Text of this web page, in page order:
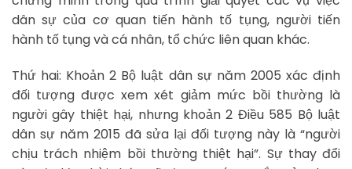
dân sự của cơ quan tiến hành tố tụng, người tiến
hành tố tụng và cá nhân, tổ chức liên quan khác.
Thứ hai: Khoản 2 Bộ luật dân sự năm 2005 xác định
đối tượng được xem xét giảm mức bồi thường là
người gây thiệt hại, nhưng khoản 2 Điều 585 Bộ luật
dân sự năm 2015 đã sửa lại đối tượng này là “người
chịu trách nhiệm bồi thường thiệt hại”. Sự thay đổi